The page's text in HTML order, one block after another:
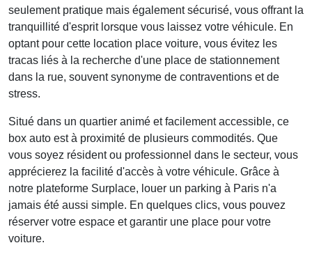
seulement pratique mais également sécurisé, vous offrant la
tranquillité d'esprit lorsque vous laissez votre véhicule. En
optant pour cette location place voiture, vous évitez les
tracas liés à la recherche d'une place de stationnement
dans la rue, souvent synonyme de contraventions et de
stress.
Situé dans un quartier animé et facilement accessible, ce
box auto est à proximité de plusieurs commodités. Que
vous soyez résident ou professionnel dans le secteur, vous
apprécierez la facilité d'accès à votre véhicule. Grâce à
notre plateforme Surplace, louer un parking à Paris n'a
jamais été aussi simple. En quelques clics, vous pouvez
réserver votre espace et garantir une place pour votre
voiture.